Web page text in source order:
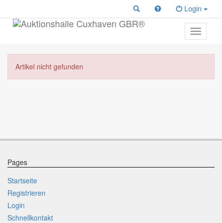
Login
Toggle
primary
Artikel nicht gefunden
Pages
Startseite
Registrieren
Login
Schnellkontakt